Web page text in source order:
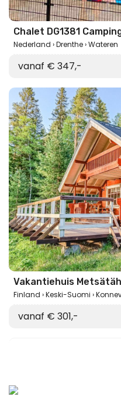
Chalet DG1381
Nederland Drenthe Wateren
vanaf € 347,-
Vakantiehuis
Finland Keski-Suomi
vanaf € 301,-